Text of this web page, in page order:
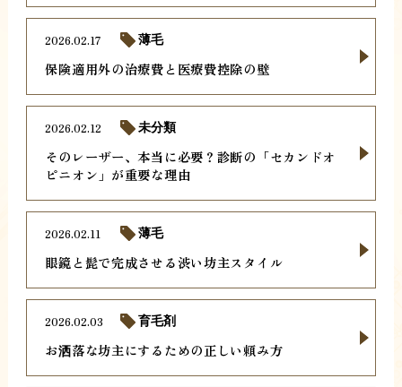
保険適用外の治療費と医療費控除の壁
2026.02.17 薄毛
そのレーザー、本当に必要？診断の「セカンドオ
ピニオン」が重要な理由
2026.02.12 未分類
眼鏡と髭で完成させる渋い坊主スタイル
2026.02.11 薄毛
お洒落な坊主にするための正しい頼み方
2026.02.03 育毛剤